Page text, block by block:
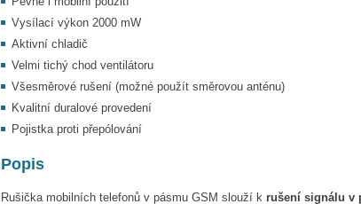
Vysílací výkon 2000 mW
Aktivní chladič
Velmi tichý chod ventilátoru
Všesměrové rušení (možné použít směrovou anténu)
Kvalitní duralové provedení
Pojistka proti přepólování
Popis
Rušička mobilních telefonů v pásmu GSM slouží k rušení signálu v